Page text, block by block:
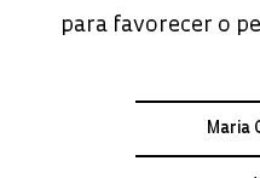
para favorecer o
Maria